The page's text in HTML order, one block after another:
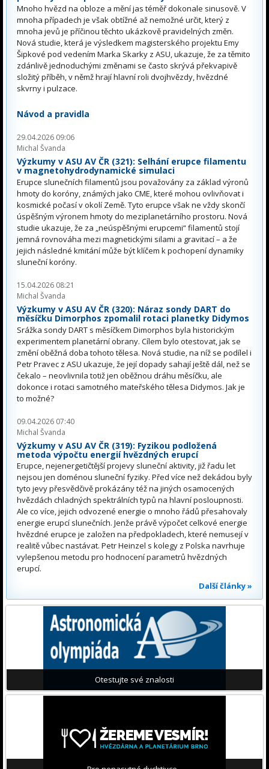
Mnoho hvězd na obloze a mění jas téměř dokonale sinusově. V
mnoha případech je však obtížné až nemožné určit, který z
mnoha jevů je příčinou těchto ukázkově pravidelných změn.
Nová studie, která je výsledkem magisterského projektu Emy
Šipkové pod vedením Marka Skarky z ASU, ukazuje, že za těmito
zdánlivě jednoduchými změnami se často skrývá překvapivě
složitý příběh, v němž hrají hlavní roli dvojhvězdy, hvězdné
skvrny i pulzace.
Návod a pravidla
29.04.2026 09:06
Michal Švanda
Výzkumy v ASU AV ČR (321): Selhání erupce filamentu
v magnetohydrodynamické simulaci
Erupce slunečních filamentů jsou považovány za základ výronů
hmoty do koróny, známých jako CME, které mohou ovlivňovat i
kosmické počasí v okolí Země. Tyto erupce však ne vždy skončí
úspěšným výronem hmoty do meziplanetárního prostoru. Nová
studie ukazuje, že za „neúspěšnými erupcemi“ filamentů stojí
jemná rovnováha mezi magnetickými silami a gravitací – a že
jejich následné kmitání může být klíčem k pochopení dynamiky
sluneční koróny.
15.04.2026 08:21
Michal Švanda
Výzkumy v ASU AV ČR (320): Náraz sondy DART do
měsíčku Dimorphos zpomalil rotaci planetky Didymos
Srážka sondy DART s měsíčkem Dimorphos byla historickým
experimentem planetární obrany. Cílem bylo otestovat, jak se
změní oběžná doba tohoto tělesa. Nová studie, na níž se podílel i
Petr Pravec z ASU ukazuje, že její dopady sahají ještě dál, než se
čekalo – neovlivnila totiž jen oběžnou dráhu měsíčku, ale
dokonce i rotaci samotného mateřského tělesa Didymos. Jak je
to možné?
09.04.2026 07:40
Michal Švanda
Výzkumy v ASU AV ČR (319): Fyzikou podložená
metoda výpočtu energií hvězdných erupcí
Erupce, nejenergetičtější projevy sluneční aktivity, již řadu let
nejsou jen doménou sluneční fyziky. Před více než dekádou byly
tyto jevy přesvědčivě prokázány též na jiných osamocených
hvězdách chladných spektrálních typů na hlavní posloupnosti.
Ale co více, jejich odvozené energie o mnoho řádů přesahovaly
energie erupcí slunečních. Jenže právě výpočet celkové energie
hvězdné erupce je založen na předpokladech, které nemusejí v
realitě vůbec nastávat. Petr Heinzel s kolegy z Polska navrhuje
vylepšenou metodu pro hodnocení parametrů hvězdných
erupcí.
Další články »
Otestujte své znalosti